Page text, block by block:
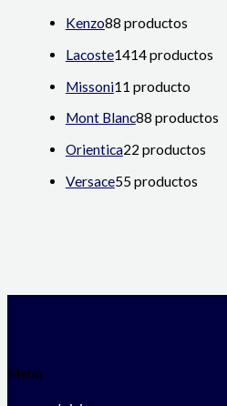
Kenzo88 productos
Lacoste1414 productos
Missoni11 producto
Mont Blanc88 productos
Orientica22 productos
Versace55 productos
Menú